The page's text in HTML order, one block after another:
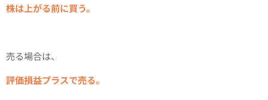
株は上がる前に買う。
売る場合は、
評価損益プラスで売る。